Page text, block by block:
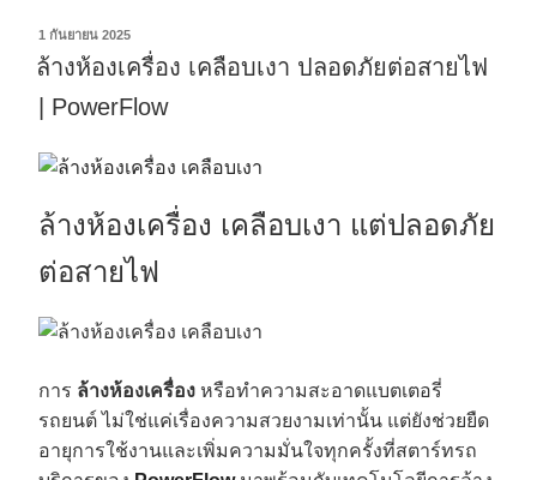
1 กันยายน 2025
ล้างห้องเครื่อง เคลือบเงา ปลอดภัยต่อสายไฟ
| PowerFlow
ล้างห้องเครื่อง เคลือบเงา แต่ปลอดภัย
ต่อสายไฟ
การ ล้างห้องเครื่อง หรือทำความสะอาดแบตเตอรี่
รถยนต์ ไม่ใช่แค่เรื่องความสวยงามเท่านั้น แต่ยังช่วยยืด
อายุการใช้งานและเพิ่มความมั่นใจทุกครั้งที่สตาร์ทรถ